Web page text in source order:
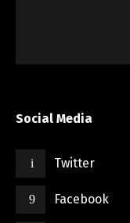
Social Media
Twitter
Facebook